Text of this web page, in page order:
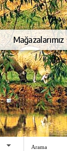
Mağazalarımız